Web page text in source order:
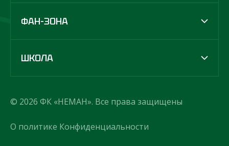
ФАН-ЗОНА
ШКОЛА
© 2026 ФК «НЕМАН». Все права защищены
О политике Конфиденциальности